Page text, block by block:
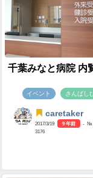
千葉みなと病院 内
イベント さんばし
caretaker
2017/3/19 9 年前
-
3176